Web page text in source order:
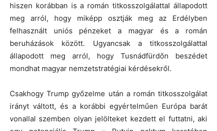
hiszen korábban is a román titkosszolgálattal állapodott
meg arról, hogy miképp osztják meg az Erdélyben
felhasznált uniós pénzeket a magyar és a román
beruházások között. Ugyancsak a titkosszolgálattal
állapodott meg arról, hogy Tusnádfürdőn beszédet
mondhat magyar nemzetstratégiai kérdésekről.
Csakhogy Trump győzelme után a román titkosszolgálat
irányt váltott, és a korábbi egyértelműen Európa barát
vonallal szemben olyan jelölteket kezdett el futtatni, aki